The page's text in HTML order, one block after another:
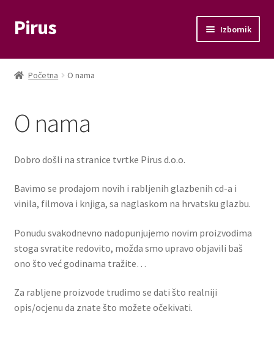
Preskoči
na
Skoči
do
Pirus Izbornik
Glazba
Knjige
Memorabilije
Moj račun
Košarica
Početna O nama
O nama
Dobro došli na stranice tvrtke Pirus d.o.o.
Bavimo se prodajom novih i rabljenih glazbenih cd-a i
vinila, filmova i knjiga, sa naglaskom na hrvatsku glazbu.
Ponudu svakodnevno nadopunjujemo novim proizvodima
stoga svratite redovito, možda smo upravo objavili baš
ono što već godinama tražite…
Za rabljene proizvode trudimo se dati što realniji
opis/ocjenu da znate što možete očekivati.